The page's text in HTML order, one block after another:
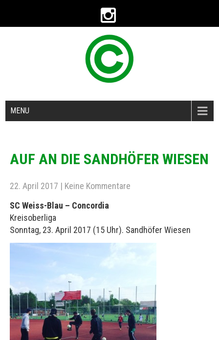
MENU
AUF AN DIE SANDHÖFER WIESEN
22. April 2017 | Keine Kommentare
SC Weiss-Blau – Concordia
Kreisoberliga
Sonntag, 23. April 2017 (15 Uhr). Sandhöfer Wiesen